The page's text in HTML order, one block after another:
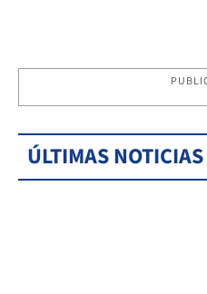
ÚLTIMAS NOTICIAS